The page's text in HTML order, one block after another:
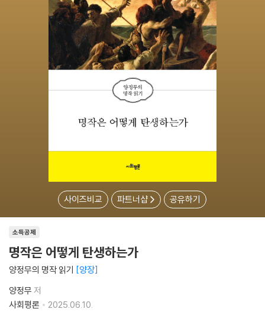
사이즈비교 파트너샵 공유하기
소득공제
명작은 어떻게 탄생하는가
양정무의 명작 읽기
양장
양정무 저
사회평론
2025.06.10.